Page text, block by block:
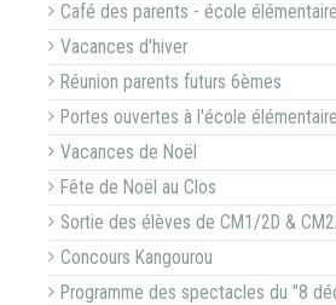
Café des parents - école élémentaire
Vacances d'hiver
Réunion parents futurs 6èmes
Portes ouvertes à l'école élémentaire
Vacances de Noël
Fête de Noël au Clos
Sortie des élèves de CM1/2D &
Concours Kangourou
Programme des spectacles du "8